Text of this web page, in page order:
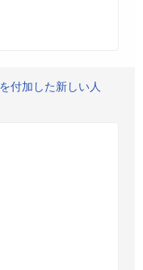
付加した新しい人